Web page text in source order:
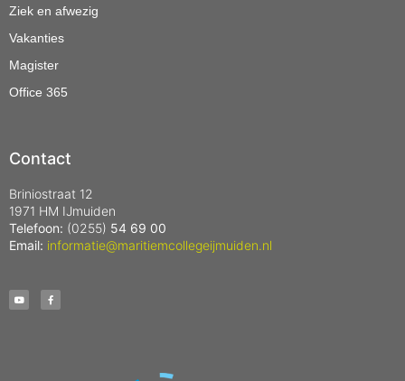
Ziek en afwezig
Vakanties
Magister
Office 365
Contact
Briniostraat 12
1971 HM IJmuiden
Telefoon: (0255) 54 69 00
Email: informatie@maritiemcollegeijmuiden.nl